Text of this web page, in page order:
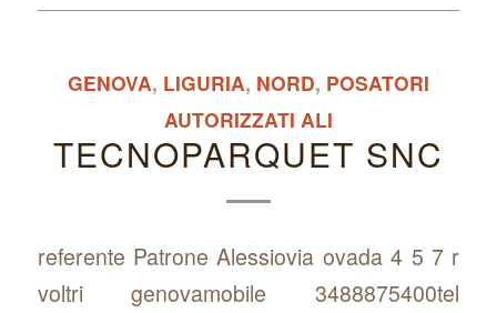
GENOVA, LIGURIA, NORD, POSATORI
AUTORIZZATI ALI
TECNOPARQUET SNC
referente Patrone Alessiovia ovada 4 5 7 r
voltri genovamobile 3488875400tel